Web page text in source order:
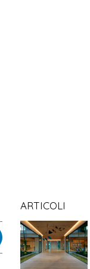
ARTICOLI